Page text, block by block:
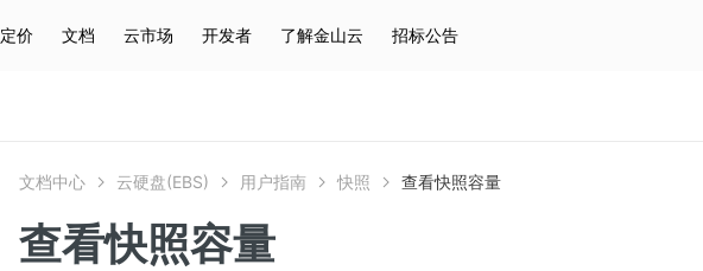
定价 文档 云市场 开发者 了解金山云 招标公告
文档中心 云硬盘(EBS) 用户指南 快照 查看快照容量
查看快照容量